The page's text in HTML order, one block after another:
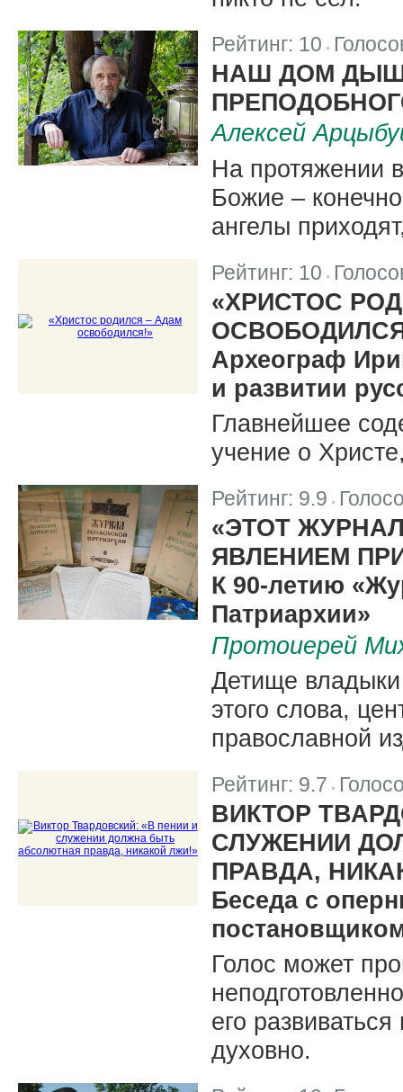
Рейтинг: 10 |
НАШ ДОМ
Алексей
На протяжении
Божие –
ангелы
Рейтинг: 10 |
«ХРИСТОС
Археограф
и развитии
Главнейшее
учение о
Рейтинг: 9.9 |
«ЭТОТ
ЯВЛЕНИЕМ
К 90-летию
Патриархии»
Протоиерей
Детище
этого слова,
православной
Рейтинг: 9.7 |
ВИКТОР
СЛУЖЕНИИ
ПРАВДА,
Беседа с
Голос может
его
духовно.